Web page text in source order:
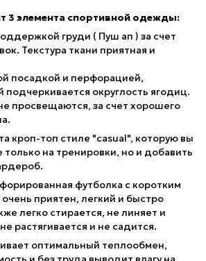
3 элемента спортивной одежды:
груди ( Пуш ап ) за счет
Текстура ткани приятная и
посадкой и перфорацией,
подчеркивается округлость ягодиц.
просвещаются, за счет хорошего
кроп-топ стиле "casual", которую вы
на тренировки, но и добавить
футболка с коротким
приятен, легкий и быстро
легко стирается, не линяет и
растягивается и не садится.
оптимальный теплообмен,